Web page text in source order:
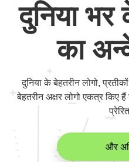
दुनिया भर
का
दुनिया के बेहतरीन लोगो,
बेहतरीन अक्षर लोगो एकत्र किए
और